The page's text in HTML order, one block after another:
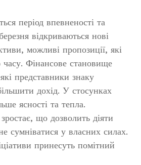
період впевненості та
відкриваються нові
можливі пропозиції, які
часу. Фінансове становище
представники знаку
дохід. У стосунках
ясності та тепла.
що дозволить діяти
сумніватися у власних силах.
принесуть помітний